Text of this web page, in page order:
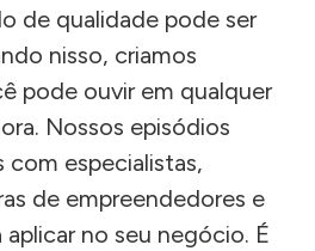
de qualidade pode ser
nisso, criamos
pode ouvir em qualquer
Nossos episódios
especialistas,
de empreendedores e
aplicar no seu negócio. É